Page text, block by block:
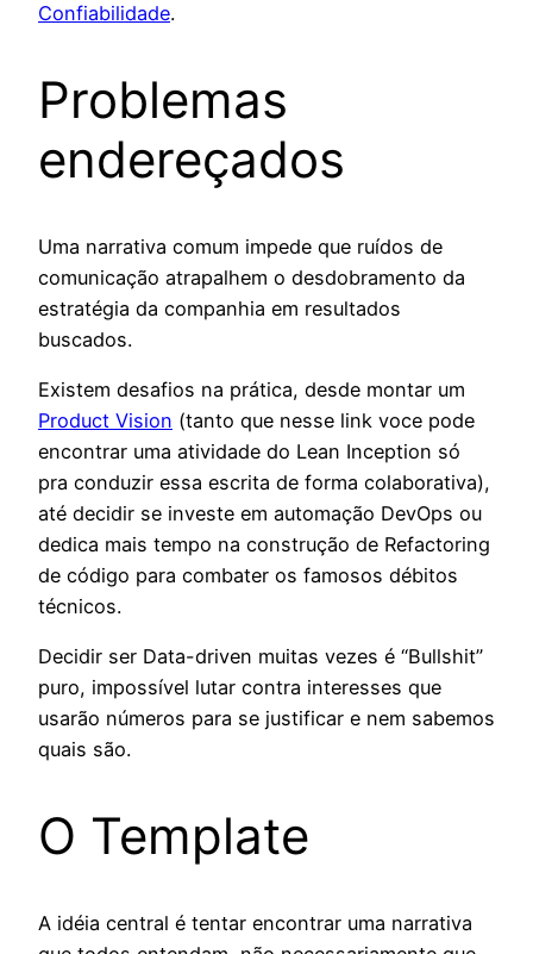
Confiabilidade.
Problemas
endereçados
Uma narrativa comum impede que ruídos de
comunicação atrapalhem o desdobramento da
estratégia da companhia em resultados
buscados.
Existem desafios na prática, desde montar um
Product Vision (tanto que nesse link voce pode
encontrar uma atividade do Lean Inception só
pra conduzir essa escrita de forma colaborativa),
até decidir se investe em automação DevOps ou
dedica mais tempo na construção de Refactoring
de código para combater os famosos débitos
técnicos.
Decidir ser Data-driven muitas vezes é “Bullshit”
puro, impossível lutar contra interesses que
usarão números para se justificar e nem sabemos
quais são.
O Template
A idéia central é tentar encontrar uma narrativa